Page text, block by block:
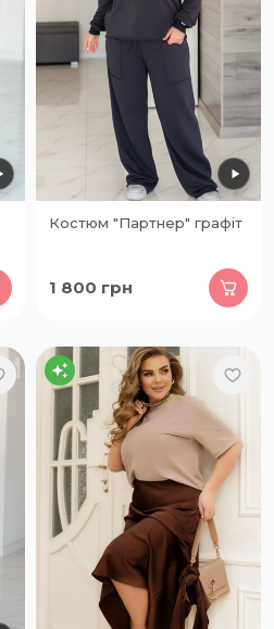
Костюм "Партнер" графіт
1 800 грн